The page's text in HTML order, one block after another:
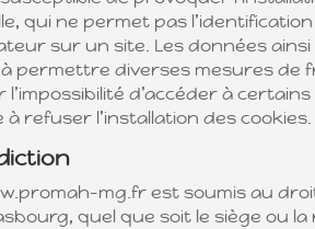
qui ne permet pas
sur un site. Les données
permettre diverses mesures de
d’accéder à
refuser l’installation des cookies.
mg.fr est soumis au
quel que soit le siège ou